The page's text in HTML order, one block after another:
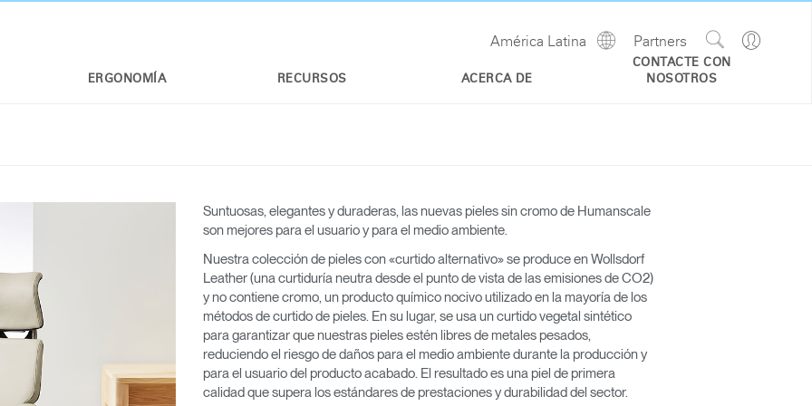
ERGONOMÍA RECURSOS ACERCA DE
CONTACTE CON
NOSOTROS
Go
Search
Site
Partners
América Latina
Show
Regions
Suntuosas, elegantes y duraderas, las nuevas pieles sin cromo de Humanscale
son mejores para el usuario y para el medio ambiente.
Nuestra colección de pieles con «curtido alternativo» se produce en Wollsdorf
Leather (una curtiduría neutra desde el punto de vista de las emisiones de CO2)
y no contiene cromo, un producto químico nocivo utilizado en la mayoría de los
métodos de curtido de pieles. En su lugar, se usa un curtido vegetal sintético
para garantizar que nuestras pieles estén libres de metales pesados,
reduciendo el riesgo de daños para el medio ambiente durante la producción y
para el usuario del producto acabado. El resultado es una piel de primera
calidad que supera los estándares de prestaciones y durabilidad del sector.